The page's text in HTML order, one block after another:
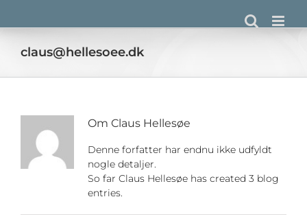
claus@hellesoee.dk
Om Claus Hellesøe
Denne forfatter har endnu ikke udfyldt
nogle detaljer.
So far Claus Hellesøe has created 3 blog
entries.